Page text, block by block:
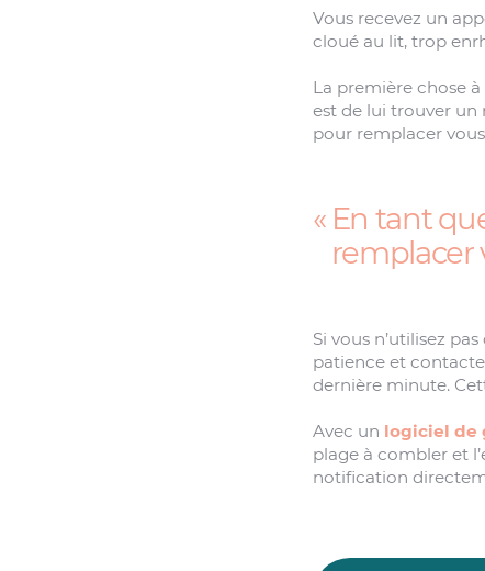
Vous recevez un
cloué au lit, trop
La première chose
est de lui trouver un
pour remplacer
En tant
remplacer
Si vous n’utilisez
patience et
dernière minute.
Avec un logiciel de
plage à combler et
notification